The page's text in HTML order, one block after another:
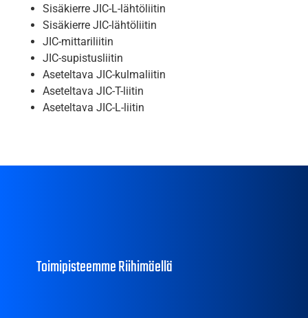
Sisäkierre JIC-L-lähtöliitin
Sisäkierre JIC-lähtöliitin
JIC-mittariliitin
JIC-supistusliitin
Aseteltava JIC-kulmaliitin
Aseteltava JIC-T-liitin
Aseteltava JIC-L-liitin
Toimipisteemme Riihimäellä